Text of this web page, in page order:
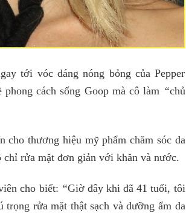
tới vóc dáng nóng bỏng của Pepper
cách sống Goopmà cô làm “chủ
thương hiệu mỹ phẩm chăm sóc da
rửa mặt đơn giản với khăn và nước.
cho biết: “Giờ đây khi đã 41 tuổi, tôi
rửa mặt thật sạch và dưỡng ẩm da